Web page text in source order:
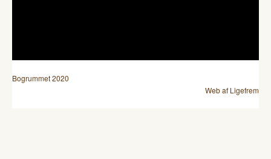
Bogrummet 2020
Web af Ligefrem